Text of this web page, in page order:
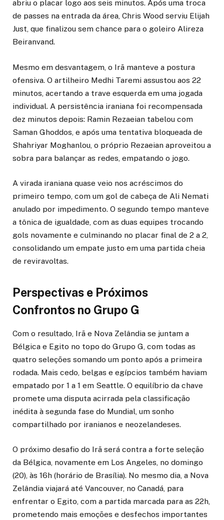
abriu o placar logo aos seis minutos. Após uma troca
de passes na entrada da área, Chris Wood serviu Elijah
Just, que finalizou sem chance para o goleiro Alireza
Beiranvand.
Mesmo em desvantagem, o Irã manteve a postura
ofensiva. O artilheiro Medhi Taremi assustou aos 22
minutos, acertando a trave esquerda em uma jogada
individual. A persistência iraniana foi recompensada
dez minutos depois: Ramin Rezaeian tabelou com
Saman Ghoddos, e após uma tentativa bloqueada de
Shahriyar Moghanlou, o próprio Rezaeian aproveitou a
sobra para balançar as redes, empatando o jogo.
A virada iraniana quase veio nos acréscimos do
primeiro tempo, com um gol de cabeça de Ali Nemati
anulado por impedimento. O segundo tempo manteve
a tônica de igualdade, com as duas equipes trocando
gols novamente e culminando no placar final de 2 a 2,
consolidando um empate justo em uma partida cheia
de reviravoltas.
Perspectivas e Próximos
Confrontos no Grupo G
Com o resultado, Irã e Nova Zelândia se juntam a
Bélgica e Egito no topo do Grupo G, com todas as
quatro seleções somando um ponto após a primeira
rodada. Mais cedo, belgas e egípcios também haviam
empatado por 1 a 1 em Seattle. O equilíbrio da chave
promete uma disputa acirrada pela classificação
inédita à segunda fase do Mundial, um sonho
compartilhado por iranianos e neozelandeses.
O próximo desafio do Irã será contra a forte seleção
da Bélgica, novamente em Los Angeles, no domingo
(20), às 16h (horário de Brasília). No mesmo dia, a Nova
Zelândia viajará até Vancouver, no Canadá, para
enfrentar o Egito, com a partida marcada para as 22h,
prometendo mais emoções e desfechos importantes